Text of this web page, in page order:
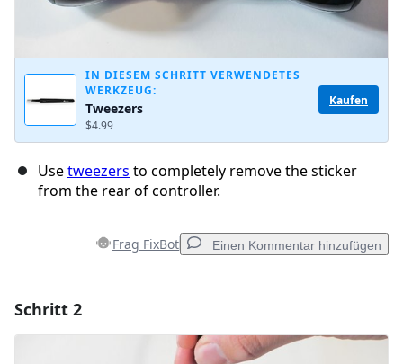
IN DIESEM SCHRITT VERWENDETES
WERKZEUG:
Tweezers
$4.99
Kaufen
Usetweezers to completely remove the sticker
from the rear of controller.
Frag FixBot Einen Kommentar hinzufügen
Kommentar hinzufügen
Schritt 2